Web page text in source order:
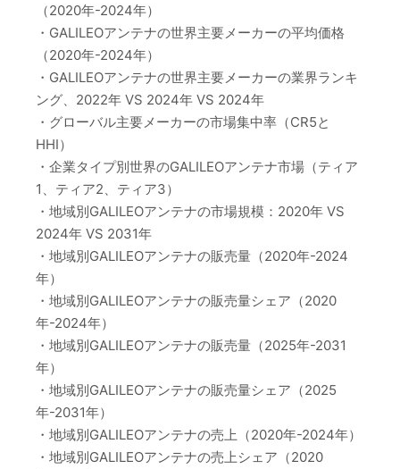
（2020年-2024年）
・GALILEOアンテナの世界主要メーカーの平均価格
（2020年-2024年）
・GALILEOアンテナの世界主要メーカーの業界ランキ
ング、2022年 VS 2024年 VS 2024年
・グローバル主要メーカーの市場集中率（CR5と
HHI）
・企業タイプ別世界のGALILEOアンテナ市場（ティア
1、ティア2、ティア3）
・地域別GALILEOアンテナの市場規模：2020年 VS
2024年 VS 2031年
・地域別GALILEOアンテナの販売量（2020年-2024
年）
・地域別GALILEOアンテナの販売量シェア（2020
年-2024年）
・地域別GALILEOアンテナの販売量（2025年-2031
年）
・地域別GALILEOアンテナの販売量シェア（2025
年-2031年）
・地域別GALILEOアンテナの売上（2020年-2024年）
・地域別GALILEOアンテナの売上シェア（2020